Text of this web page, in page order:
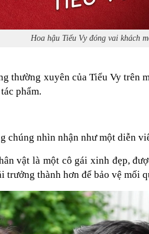
Hoa hậu Tiểu Vy đóng vai khách
thường xuyên của Tiểu Vy
phẩm.
chúng nhìn nhận như một diễn
vật là một cô gái xinh đẹp,
thành hơn để bảo vệ mối